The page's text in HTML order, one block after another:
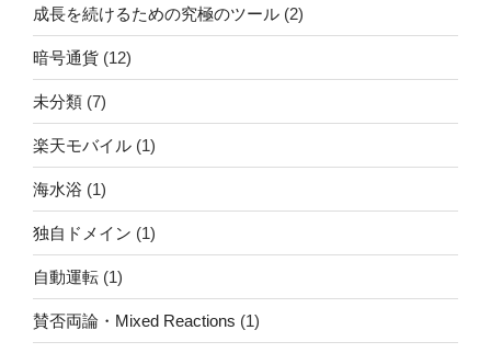
成長を続けるための究極のツール (2)
暗号通貨 (12)
未分類 (7)
楽天モバイル (1)
海水浴 (1)
独自ドメイン (1)
自動運転 (1)
賛否両論・Mixed Reactions (1)